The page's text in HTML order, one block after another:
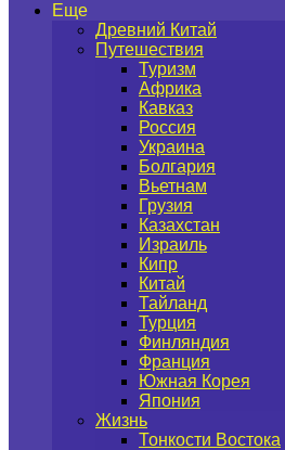
Еще
Древний Китай
Путешествия
Туризм
Африка
Кавказ
Россия
Украина
Болгария
Вьетнам
Грузия
Казахстан
Израиль
Кипр
Китай
Тайланд
Турция
Финляндия
Франция
Южная Корея
Япония
Жизнь
Тонкости Востока